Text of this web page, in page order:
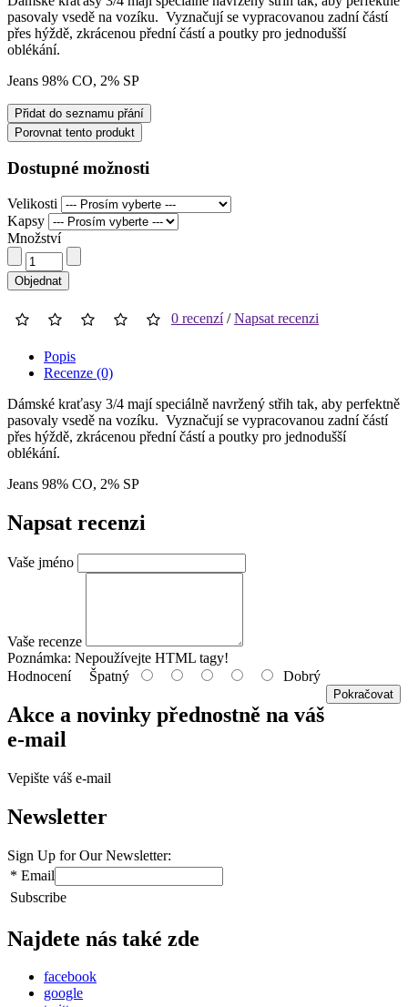
pasovaly vsedě na vozíku. Vyznačují se vypracovanou zadní částí
přes hýždě, zkrácenou přední částí a poutky pro jednodušší
oblékání.
Jeans 98% CO, 2% SP
Přidat do seznamu přání
Porovnat tento produkt
Dostupné možnosti
Velikosti
Kapsy
Množství
Objednat
0 recenzí/Napsat recenzi
Popis
Recenze (0)
Dámské kraťasy 3/4 mají speciálně navržený střih tak, aby perfektně
pasovaly vsedě na vozíku. Vyznačují se vypracovanou zadní částí
přes hýždě, zkrácenou přední částí a poutky pro jednodušší
oblékání.
Jeans 98% CO, 2% SP
Napsat recenzi
Vaše jméno
Vaše recenze
Poznámka: Nepoužívejte HTML tagy!
HodnoceníŠpatný Dobrý
Pokračovat
Akce a novinky přednostně na váš
e-mail
Vepište váš e-mail
Newsletter
Sign Up for Our Newsletter:
* Email
Subscribe
Najdete nás také zde
facebook
google